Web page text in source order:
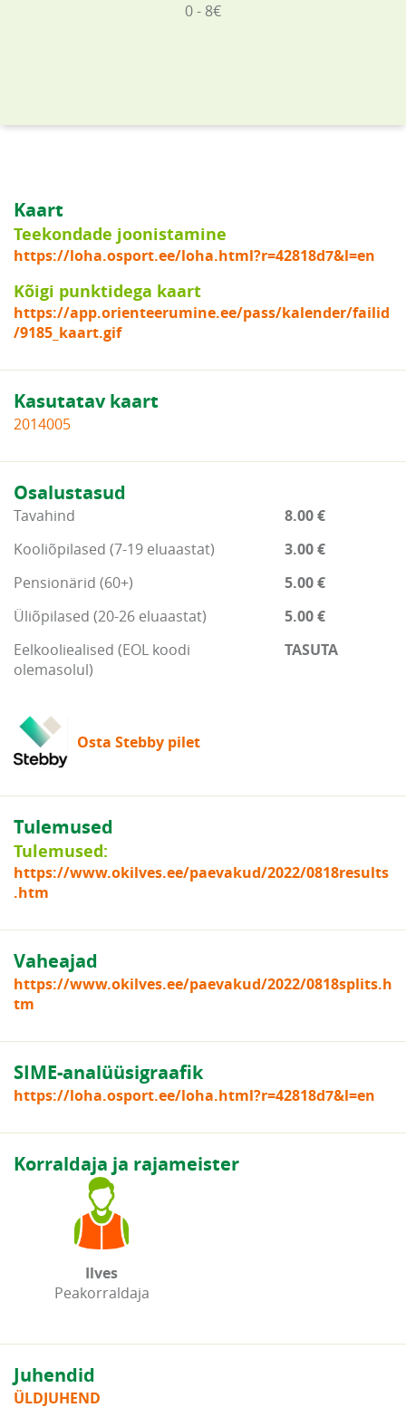
0 - 8€
Kaart
Teekondade joonistamine
https://loha.osport.ee/loha.html?r=42818d7&l=en
Kõigi punktidega kaart
https://app.orienteerumine.ee/pass/kalender/failid
/9185_kaart.gif
Kasutatav kaart
2014005
Osalustasud
Tavahind
8.00 €
Kooliõpilased (7-19 eluaastat)
3.00 €
Pensionärid (60+)
5.00 €
Üliõpilased (20-26 eluaastat)
5.00 €
Eelkooliealised (EOL koodi
olemasolul)
TASUTA
Osta Stebby pilet
Tulemused
Tulemused:
https://www.okilves.ee/paevakud/2022/0818results
.htm
Vaheajad
https://www.okilves.ee/paevakud/2022/0818splits.h
tm
SIME-analüüsigraafik
https://loha.osport.ee/loha.html?r=42818d7&l=en
Korraldaja ja rajameister
Ilves
Peakorraldaja
Juhendid
ÜLDJUHEND